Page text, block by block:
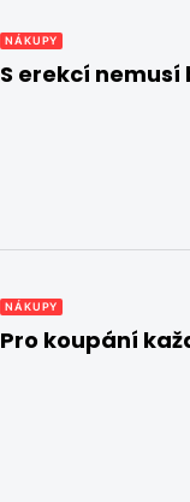
NÁKUPY
S erekcí
NÁKUPY
Pro koupání